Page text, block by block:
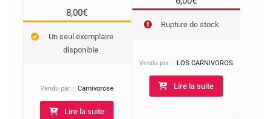
8,00€
Un seul exemplaire
disponible
Vendu par :Carnivorose
Lire la suite
Rupture de stock
Vendu par : LOS CARNIVOROS
Lire la suite